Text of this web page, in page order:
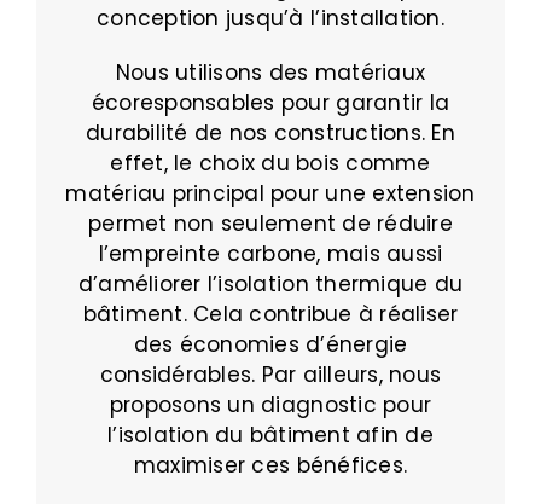
conception jusqu’à l’installation.
Nous utilisons des matériaux
écoresponsables pour garantir la
durabilité de nos constructions. En
effet, le choix du bois comme
matériau principal pour une extension
permet non seulement de réduire
l’empreinte carbone, mais aussi
d’améliorer l’isolation thermique du
bâtiment. Cela contribue à réaliser
des économies d’énergie
considérables. Par ailleurs, nous
proposons un diagnostic pour
l’isolation du bâtiment afin de
maximiser ces bénéfices.